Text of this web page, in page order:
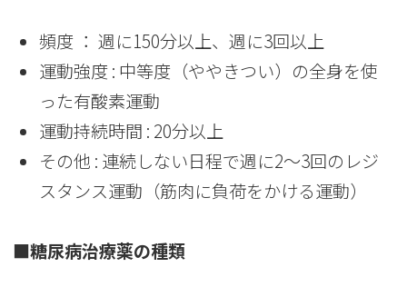
頻度 ： 週に150分以上、週に3回以上
運動強度 : 中等度（ややきつい）の全身を使
った有酸素運動
運動持続時間 : 20分以上
その他 : 連続しない日程で週に2～3回のレジ
スタンス運動（筋肉に負荷をかける運動）
■糖尿病治療薬の種類